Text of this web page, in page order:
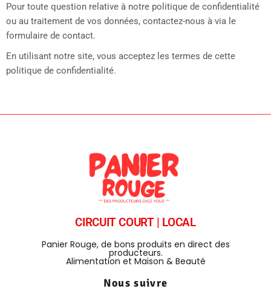
Pour toute question relative à notre politique de confidentialité
ou au traitement de vos données, contactez-nous à via le
formulaire de contact.
En utilisant notre site, vous acceptez les termes de cette
politique de confidentialité.
CIRCUIT COURT | LOCAL
Panier Rouge, de bons produits en direct des
producteurs.
Alimentation et Maison & Beauté
Nous suivre